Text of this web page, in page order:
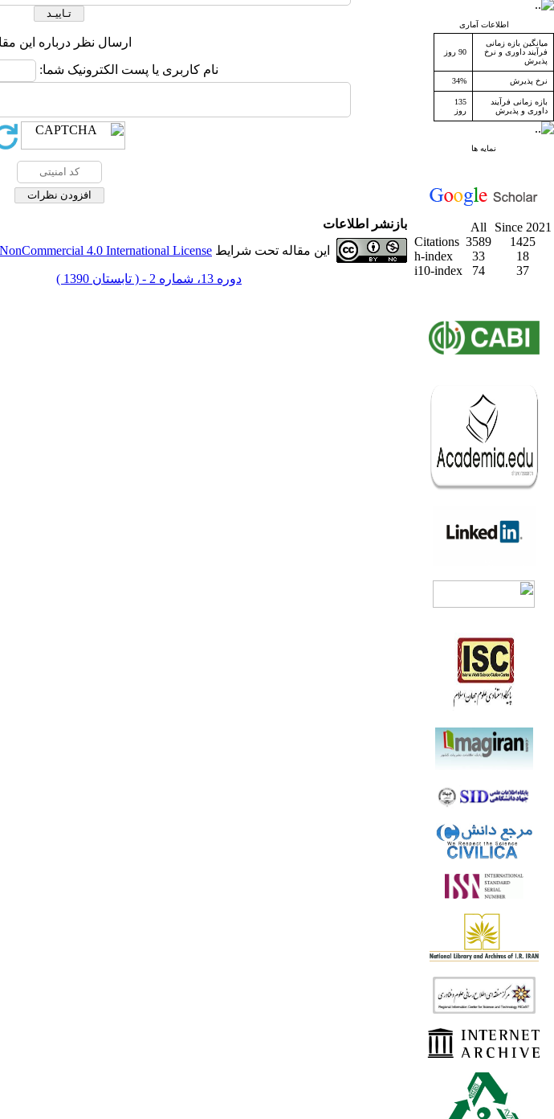
اطلاعات آماری
میانگین بازه زمانی
فرآیند داوری و نرخ
پذیرش
90 روز
نرخ پذیرش 34%
بازه زمانی فرآیند
داوری و پذیرش
135
روز
نمایه ها
All
Since 2021
Citations 3589
1425
h-index
33
18
i10-index
74 37
ارسال نظر درباره این
نام کاربری یا پست الکترونیک شما:
بازنشر اطلاعات
این مقاله تحت شرایط 4.0 International License
دوره 13، شماره 2 - ( تابستان 1390 )